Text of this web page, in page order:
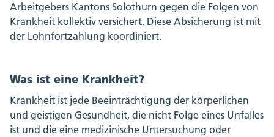
Arbeitgebers Kantons Solothurn gegen die Folgen von
Krankheit kollektiv versichert. Diese Absicherung ist mit
der Lohnfortzahlung koordiniert.
Was ist eine Krankheit?
Krankheit ist jede Beeinträchtigung der körperlichen
und geistigen Gesundheit, die nicht Folge eines Unfalles
ist und die eine medizinische Untersuchung oder